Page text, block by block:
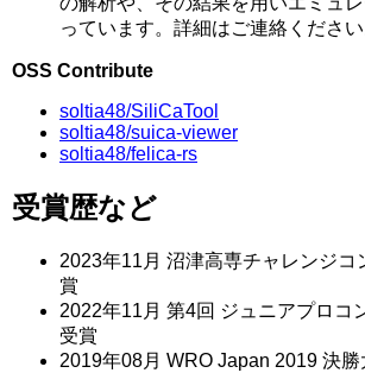
っています。詳細はご連絡ください
OSS Contribute
soltia48/SiliCaTool
soltia48/suica-viewer
soltia48/felica-rs
受賞歴など
2023年11月 沼津高専チャレンジコ
賞
2022年11月 第4回 ジュニアプロコ
受賞
2019年08月 WRO Japan 2019 決